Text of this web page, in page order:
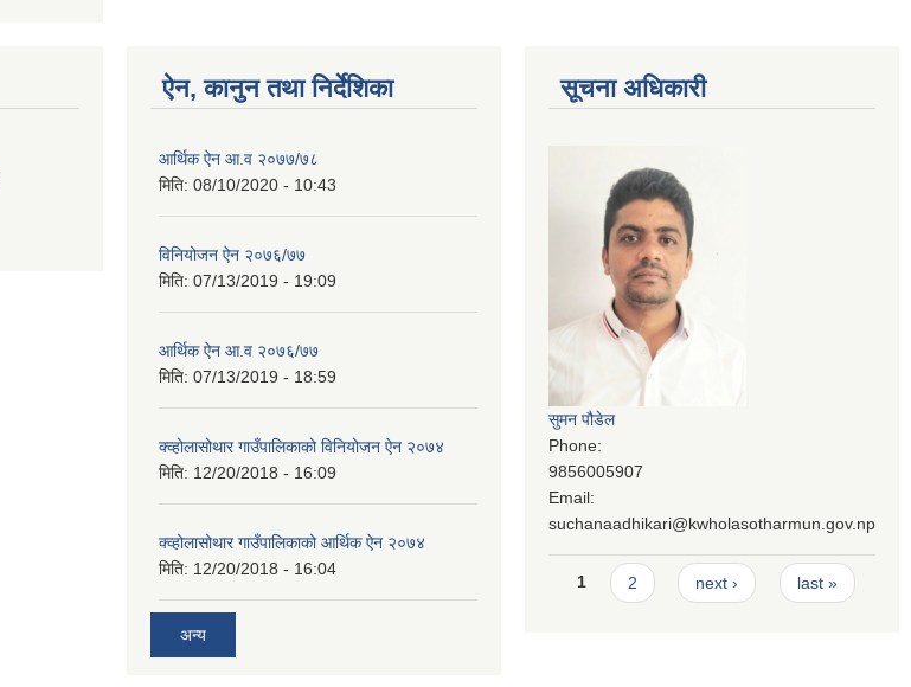
ऐन, कानुन तथा निर्देशिका
आर्थिक ऐन आ.व २०७७/७८
मिति: 08/10/2020 - 10:43
विनियोजन ऐन २०७६/७७
मिति: 07/13/2019 - 19:09
आर्थिक ऐन आ.व २०७६/७७
मिति: 07/13/2019 - 18:59
क्व्होलासोथार गाउँपालिकाको विनियोजन ऐन २०७४
मिति: 12/20/2018 - 16:09
क्व्होलासोथार गाउँपालिकाको आर्थिक ऐन २०७४
मिति: 12/20/2018 - 16:04
अन्य
सूचना अधिकारी
सुमन पौडेल
Phone:
9856005907
Email:
suchanaadhikari@kwholasotharmun.gov.np
Pages
1 2 next › last »